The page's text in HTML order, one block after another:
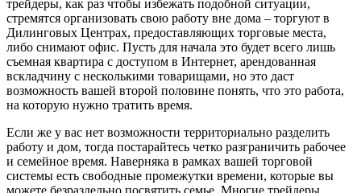
трейдеры, как раз чтобы избежать подобной ситуации,
стремятся организовать свою работу вне дома – торгуют в
Дилинговых Центрах, предоставляющих торговые места,
либо снимают офис. Пусть для начала это будет всего лишь
съемная квартира с доступом в Интернет, арендованная
вскладчину с несколькими товарищами, но это даст
возможность вашей второй половине понять, что это работа,
на которую нужно тратить время.
Если же у вас нет возможности территориально разделить
работу и дом, тогда постарайтесь четко разграничить рабочее
и семейное время. Наверняка в рамках вашей торговой
системы есть свободные промежутки времени, которые вы
можете безраздельно посвятить семье. Многие трейдеры